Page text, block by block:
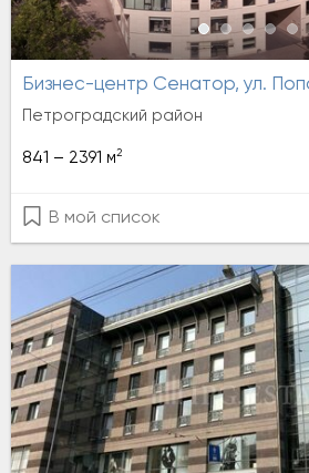
Бизнес-центр Сенатор, ул.
Петроградский район
841 – 2391 м2
В мой список